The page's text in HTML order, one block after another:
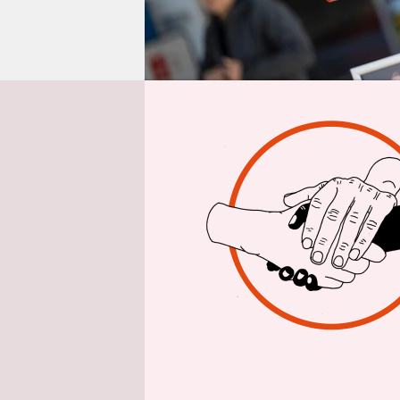
epaper login
rtr/afp/
haben
teurer
Der